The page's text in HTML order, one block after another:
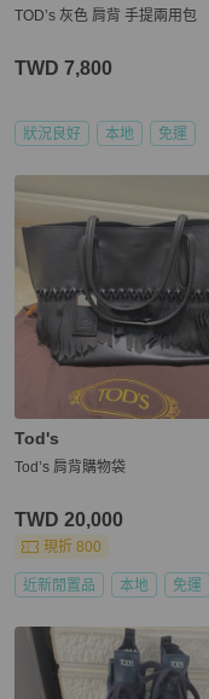
TOD’s 灰色 肩背 手提兩用包
TWD 7,800
狀況良好 本地 免運
Tod's
Tod’s 肩背購物袋
TWD 20,000
現折 800
近新閒置品 本地 免運